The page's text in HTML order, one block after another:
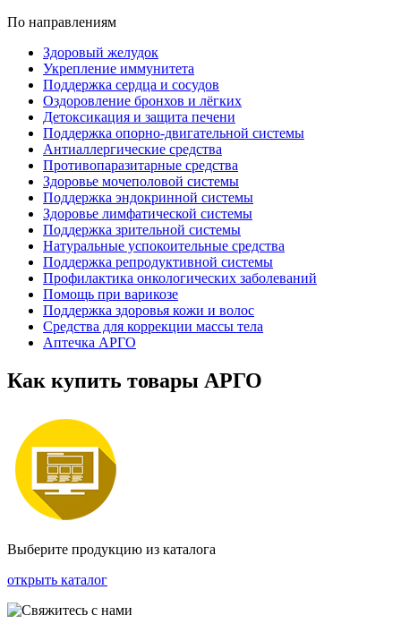
По направлениям
Здоровый желудок
Укрепление иммунитета
Поддержка сердца и сосудов
Оздоровление бронхов и лёгких
Детоксикация и защита печени
Поддержка опорно-двигательной системы
Антиаллергические средства
Противопаразитарные средства
Здоровье мочеполовой системы
Поддержка эндокринной системы
Здоровье лимфатической системы
Поддержка зрительной системы
Натуральные успокоительные средства
Поддержка репродуктивной системы
Профилактика онкологических заболеваний
Помощь при варикозе
Поддержка здоровья кожи и волос
Средства для коррекции массы тела
Аптечка АРГО
Как купить товары АРГО
Выберите продукцию из каталога
открыть каталог